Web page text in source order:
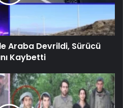
Araba Devrildi, Sürücü
Kaybetti